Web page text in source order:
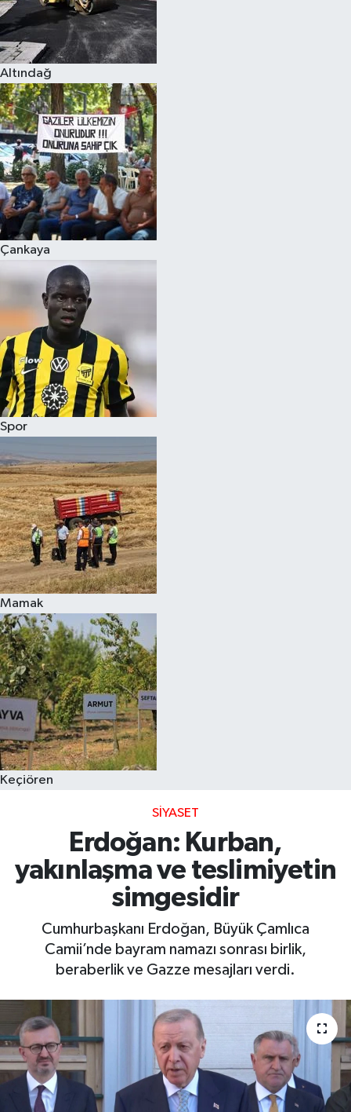
Altındağ
Çankaya
Spor
Mamak
Keçiören
SIYASET
Erdoğan: Kurban,
yakınlaşma ve teslimiyetin
simgesidir
Cumhurbaşkanı Erdoğan, Büyük Çamlıca
Camii’nde bayram namazı sonrası birlik,
beraberlik ve Gazze mesajları verdi.